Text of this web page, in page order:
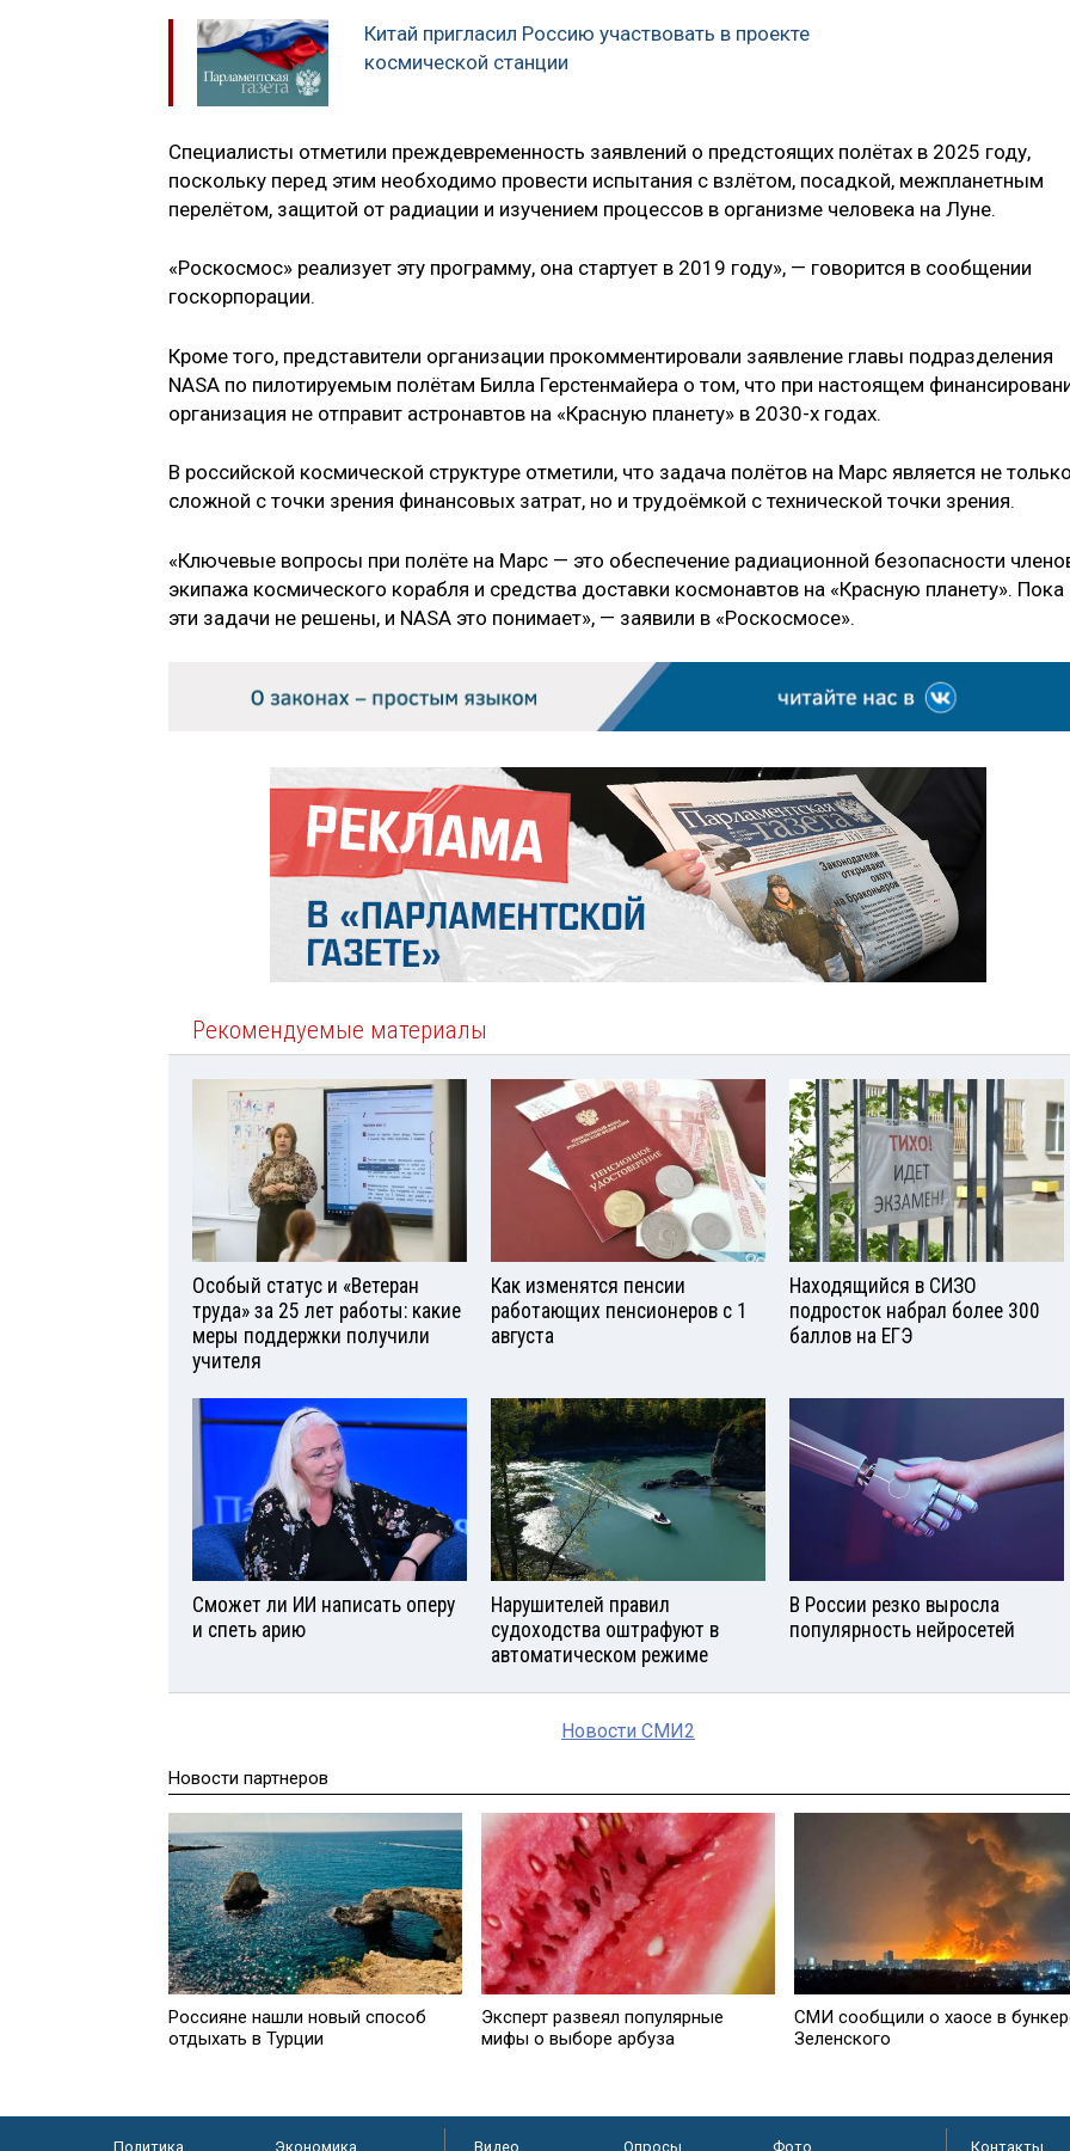
Китай пригласил Россию участвовать в проекте
космической станции
Специалисты отметили преждевременность заявлений о предстоящих полётах в 2025 году,
поскольку перед этим необходимо провести испытания с взлётом, посадкой, межпланетным
перелётом, защитой от радиации и изучением процессов в организме человека на Луне.
«Роскосмос» реализует эту программу, она стартует в 2019 году», — говорится в сообщении
госкорпорации.
Кроме того, представители организации прокомментировали заявление главы подразделения
NASA по пилотируемым полётам Билла Герстенмайера о том, что при настоящем
организация не отправит астронавтов на «Красную планету» в 2030-х годах.
В российской космической структуре отметили, что задача полётов на Марс является не
сложной с точки зрения финансовых затрат, но и трудоёмкой с технической точки зрения.
«Ключевые вопросы при полёте на Марс — это обеспечение радиационной безопасности
экипажа космического корабля и средства доставки космонавтов на «Красную планету». Пока
эти задачи не решены, и NASA это понимает», — заявили в «Роскосмосе».
Рекомендуемые материалы
Особый статус и «Ветеран
труда» за 25 лет работы: какие
меры поддержки получили
учителя
Как изменятся пенсии
работающих пенсионеров с 1
августа
Находящийся в СИЗО
подросток набрал более 300
баллов на ЕГЭ
Сможет ли ИИ написать оперу
и спеть арию
Нарушителей правил
судоходства оштрафуют в
автоматическом режиме
В России резко выросла
популярность нейросетей
Новости СМИ2
Новости партнеров
Россияне нашли новый способ
отдыхать в Турции
Эксперт развеял популярные
мифы о выборе арбуза
СМИ сообщили о хаосе в
Зеленского
Политика Экономика Видео Опросы Фото Контакты